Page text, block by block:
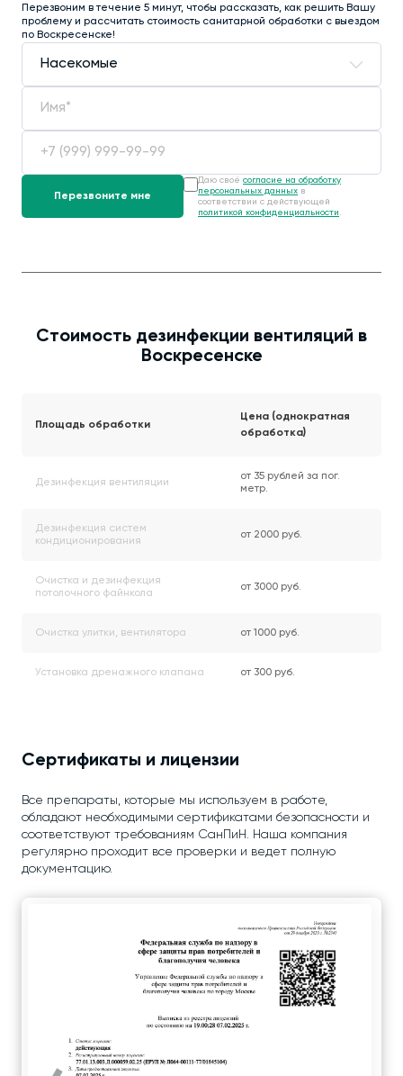
Перезвоним в течение 5 минут, чтобы рассказать, как решить Вашу
проблему и рассчитать стоимость санитарной обработки с выездом
по Воскресенске!
Даю своё согласие на обработку
персональных данных в
соответствии с действующей
политикой конфиденциальности .
Стоимость дезинфекции вентиляций в
Воскресенске
Площадь обработки
Цена (однократная
обработка)
Дезинфекция вентиляции
от 35 рублей за пог.
метр.
Дезинфекция систем
кондиционирования
от 2000 руб.
Очистка и дезинфекция
потолочного файнкола
от 3000 руб.
Очистка улитки, вентилятора от 1000 руб.
Установка дренажного клапана от 300 руб.
Сертификаты и лицензии
Все препараты, которые мы используем в работе,
обладают необходимыми сертификатами безопасности и
соответствуют требованиям СанПиН. Наша компания
регулярно проходит все проверки и ведет полную
документацию.